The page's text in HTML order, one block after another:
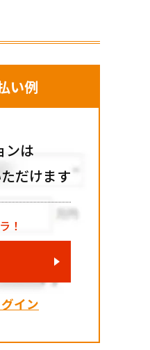
い例
ンは
だけます
！
イン